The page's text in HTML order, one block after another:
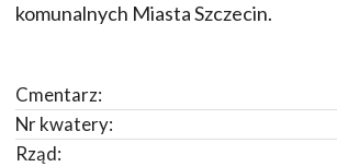
komunalnych Miasta Szczecin.
Cmentarz:
Nr kwatery:
Rząd: